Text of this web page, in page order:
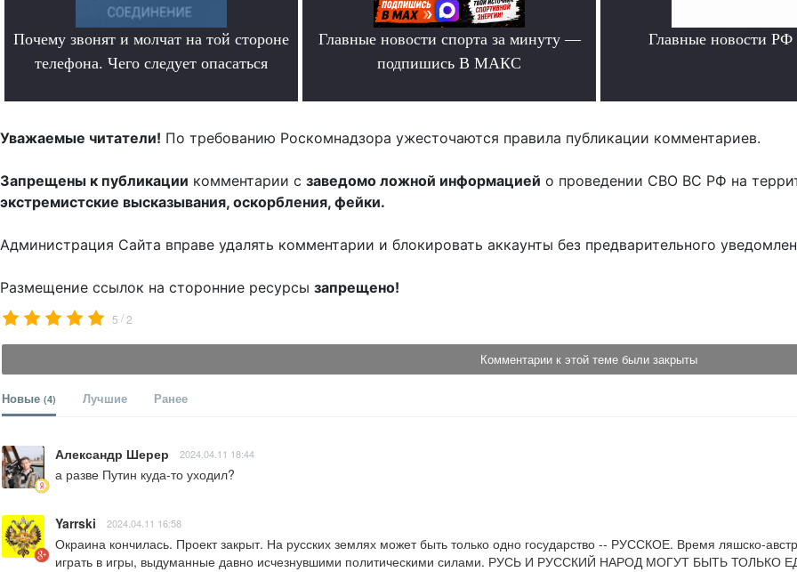
Почему звонят и молчат на той стороне
телефона. Чего следует опасаться
Главные новости спорта за минуту —
подпишись В МАКС
Главные новости
Уважаемые читатели! По требованию Роскомнадзора ужесточаются правила публикации комментариев.
Запрещены к публикации комментарии с заведомо ложной информацией о проведении СВО ВС РФ на
экстремистские высказывания, оскорбления, фейки.
Администрация Сайта вправе удалять комментарии и блокировать аккаунты без предварительного
Размещение ссылок на сторонние ресурсы запрещено!
5 /2
Комментарии к этой теме были закрыты
Новые (4) Лучшие Ранее
Александр Шерер 2024.04.11 18:44
а разве Путин куда-то уходил?
Yarrski 2024.04.11 16:58
Окраина кончилась. Проект закрыт. На русских землях может быть только одно государство -- РУССКОЕ. Время ляшско-
играть в игры, выдуманные давно исчезнувшими политическими силами. РУСЬ И РУССКИЙ НАРОД МОГУТ БЫТЬ ТОЛЬКО